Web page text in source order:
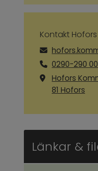
Kontakt
0290-290 00
Hofors
81 Hofors
Länkar &